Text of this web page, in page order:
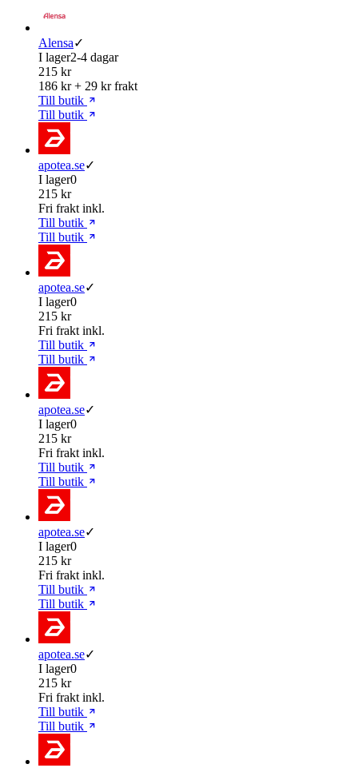
Alensa✓
I lager2-4 dagar
215 kr
186 kr + 29 kr frakt
Till butik
Till butik
apotea.se✓
I lager0
215 kr
Fri frakt inkl.
Till butik
Till butik
apotea.se✓
I lager0
215 kr
Fri frakt inkl.
Till butik
Till butik
apotea.se✓
I lager0
215 kr
Fri frakt inkl.
Till butik
Till butik
apotea.se✓
I lager0
215 kr
Fri frakt inkl.
Till butik
Till butik
apotea.se✓
I lager0
215 kr
Fri frakt inkl.
Till butik
Till butik